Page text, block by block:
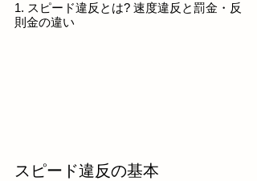
1. スピード違反とは? 速度違反と罰金・反
則金の違い
スピード違反の基本